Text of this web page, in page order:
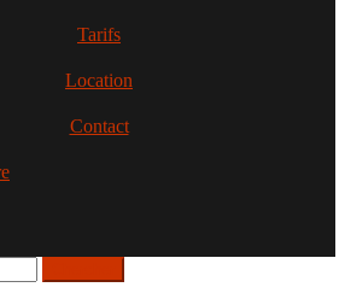
Tarifs
Location
Contact